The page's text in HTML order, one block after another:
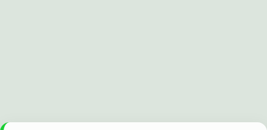
betexper yeni girişilbet